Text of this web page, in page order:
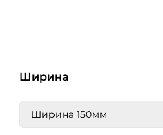
Ширина
Ширина 150мм